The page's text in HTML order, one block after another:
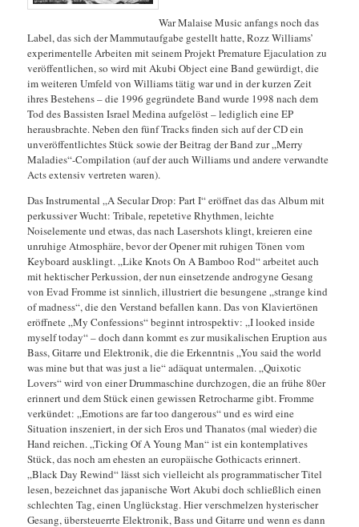
War Malaise Music anfangs noch das
Label, das sich der Mammutaufgabe gestellt hatte, Rozz Williams’
experimentelle Arbeiten mit seinem Projekt Premature Ejaculation zu
veröffentlichen, so wird mit Akubi Object eine Band gewürdigt, die
im weiteren Umfeld von Williams tätig war und in der kurzen Zeit
ihres Bestehens – die 1996 gegründete Band wurde 1998 nach dem
Tod des Bassisten Israel Medina aufgelöst – lediglich eine EP
herausbrachte. Neben den fünf Tracks finden sich auf der CD ein
unveröffentlichtes Stück sowie der Beitrag der Band zur „Merry
Maladies“-Compilation (auf der auch Williams und andere verwandte
Acts extensiv vertreten waren).
Das Instrumental „A Secular Drop: Part I“ eröffnet das das Album mit
perkussiver Wucht: Tribale, repetetive Rhythmen, leichte
Noiselemente und etwas, das nach Lasershots klingt, kreieren eine
unruhige Atmosphäre, bevor der Opener mit ruhigen Tönen vom
Keyboard ausklingt. „Like Knots On A Bamboo Rod“ arbeitet auch
mit hektischer Perkussion, der nun einsetzende androgyne Gesang
von Evad Fromme ist sinnlich, illustriert die besungene „strange kind
of madness“, die den Verstand befallen kann. Das von Klaviertönen
eröffnete „My Confessions“ beginnt introspektiv: „I looked inside
myself today“ – doch dann kommt es zur musikalischen Eruption aus
Bass, Gitarre und Elektronik, die die Erkenntnis „You said the world
was mine but that was just a lie“ adäquat untermalen. „Quixotic
Lovers“ wird von einer Drummaschine durchzogen, die an frühe 80er
erinnert und dem Stück einen gewissen Retrocharme gibt. Fromme
verkündet: „Emotions are far too dangerous“ und es wird eine
Situation inszeniert, in der sich Eros und Thanatos (mal wieder) die
Hand reichen. „Ticking Of A Young Man“ ist ein kontemplatives
Stück, das noch am ehesten an europäische Gothicacts erinnert.
„Black Day Rewind“ lässt sich vielleicht als programmatischer Titel
lesen, bezeichnet das japanische Wort Akubi doch schließlich einen
schlechten Tag, einen Unglückstag. Hier verschmelzen hysterischer
Gesang, übersteuerrte Elektronik, Bass und Gitarre und wenn es dann